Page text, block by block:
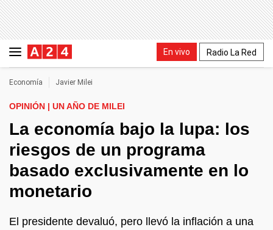
En vivo Radio La Red
Economía Javier Milei
OPINIÓN | UN AÑO DE MILEI
La economía bajo la lupa: los
riesgos de un programa
basado exclusivamente en lo
monetario
El presidente devaluó, pero llevó la inflación a una